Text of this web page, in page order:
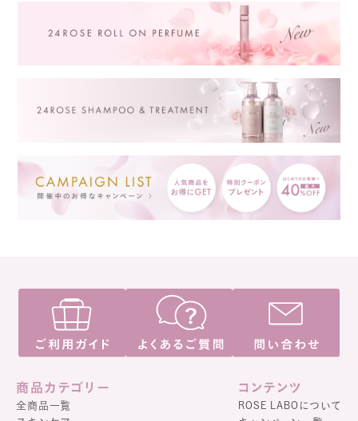
商品カテゴリー
全商品一覧
コンテンツ
ROSE LABOについて